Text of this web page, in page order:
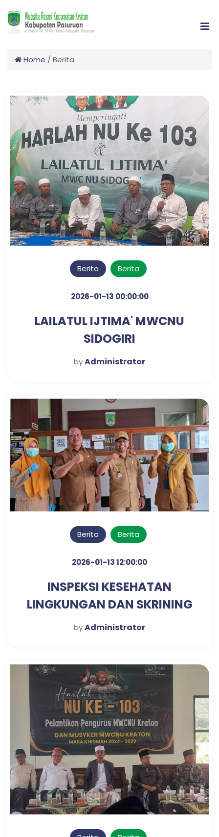
Home / Berita
Berita Berita
2026-01-13 00:00:00
LAILATUL IJTIMA' MWCNU
SIDOGIRI
byAdministrator
Berita Berita
2026-01-13 12:00:00
INSPEKSI KESEHATAN
LINGKUNGAN DAN SKRINING
DIABETES & HIPERTENSI
byAdministrator